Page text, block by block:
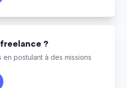
?
postulant à des missions